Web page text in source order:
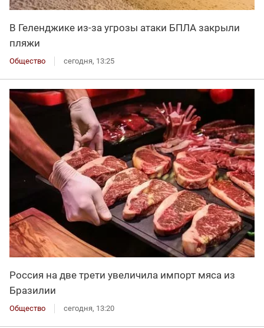
В Геленджике из-за угрозы атаки БПЛА закрыли
пляжи
Общество сегодня, 13:25
Россия на две трети увеличила импорт мяса из
Бразилии
Общество сегодня, 13:20